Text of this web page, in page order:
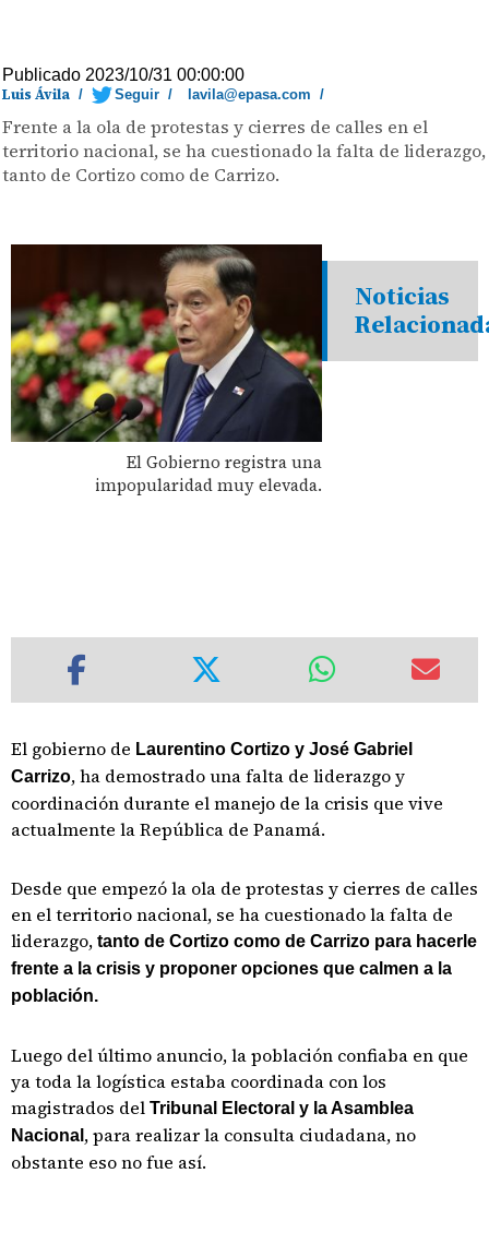
Publicado 2023/10/31 00:00:00
Luis Ávila / Seguir / lavila@epasa.com /
Frente a la ola de protestas y cierres de calles en el
territorio nacional, se ha cuestionado la falta de liderazgo,
tanto de Cortizo como de Carrizo.
El Gobierno registra una
impopularidad muy elevada.
Noticias
El gobierno de Laurentino Cortizo y José Gabriel
Carrizo, ha demostrado una falta de liderazgo y
coordinación durante el manejo de la crisis que vive
actualmente la República de Panamá.
Desde que empezó la ola de protestas y cierres de calles
en el territorio nacional, se ha cuestionado la falta de
liderazgo, tanto de Cortizo como de Carrizo para hacerle
frente a la crisis y proponer opciones que calmen a la
población.
Luego del último anuncio, la población confiaba en que
ya toda la logística estaba coordinada con los
magistrados del Tribunal Electoral y la Asamblea
Nacional , para realizar la consulta ciudadana, no
obstante eso no fue así.